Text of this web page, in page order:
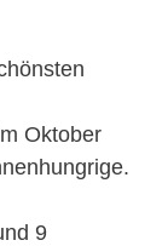
Oktober
9